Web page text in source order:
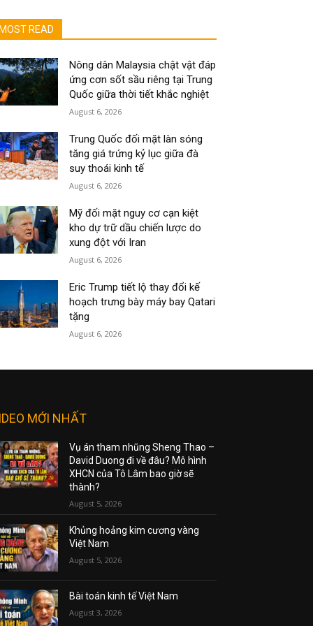
MOST READ
Nông dân Malaysia chật vật đáp
ứng cơn sốt sầu riêng tại Trung
Quốc giữa thời tiết khắc nghiệt
August 6, 2026
Trung Quốc đối mặt làn sóng
tăng giá trứng kỷ lục giữa đà
suy thoái kinh tế
August 6, 2026
Mỹ đối mặt nguy cơ cạn kiệt
kho dự trữ dầu chiến lược do
xung đột với Iran
August 6, 2026
Eric Trump tiết lộ thay đổi kế
hoạch trưng bày máy bay Qatari
tặng
August 6, 2026
MỚI NHẤT
Vụ án tham nhũng Sheng Thao –
David Duong đi về đâu? Mô hình
XHCN của Tô Lâm bao giờ sẽ
thành?
August 5, 2026
Khủng hoảng kim cương vàng
Việt Nam
August 5, 2026
Bài toán kinh tế Việt Nam
August 3, 2026